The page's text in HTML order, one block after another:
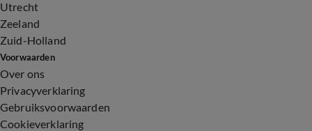
Utrecht
Zeeland
Zuid-Holland
Voorwaarden
Over ons
Privacyverklaring
Gebruiksvoorwaarden
Cookieverklaring